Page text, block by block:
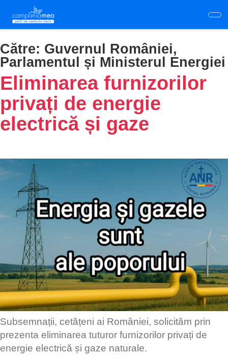
main
content
Către: Guvernul României,
Parlamentul și Ministerul Energiei
Eliminarea furnizorilor
privați de energie
electrică și gaze
Subsemnații, cetățeni ai României, solicităm prin
prezenta eliminarea tuturor furnizorilor privați de
energie electrică și gaze naturale.